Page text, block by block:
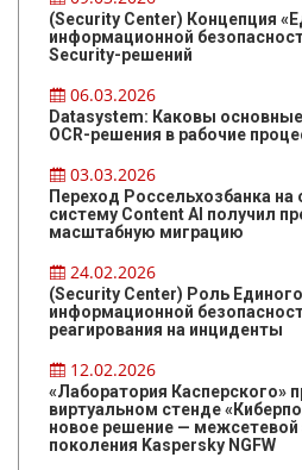
(Security Center) Концепция
информационной
Security-решений
06.03.2026
Datasystem: Каковы
OCR-решения в рабочие
03.03.2026
Переход Россельхозбанка на
систему Content AI получил
масштабную миграцию
24.02.2026
(Security Center) Роль
информационной
реагирования на инциденты
12.02.2026
«Лаборатория Касперского»
виртуальном стенде
новое решение — межсетевой
поколения Kaspersky NGFW